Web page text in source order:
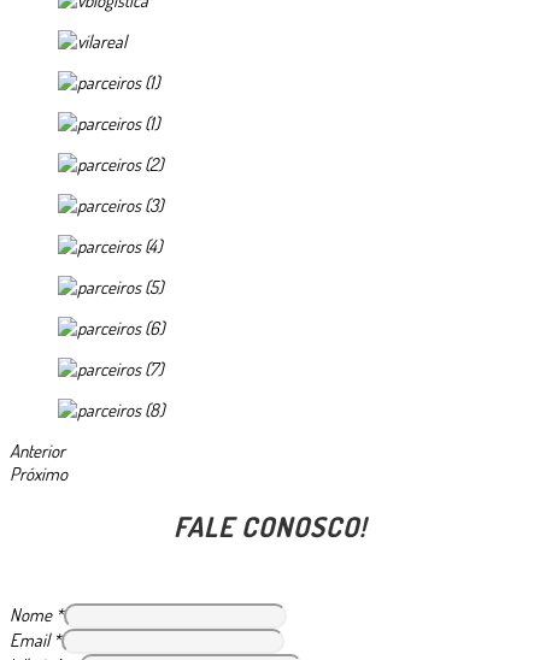
Anterior
Próximo
FALE CONOSCO!
Nome *
Email*